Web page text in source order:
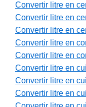
Convertir litre en
Convertir litre en
Convertir litre en
Convertir litre en
Convertir litre en
Convertir litre en
Convertir litre en
Convertir litre en